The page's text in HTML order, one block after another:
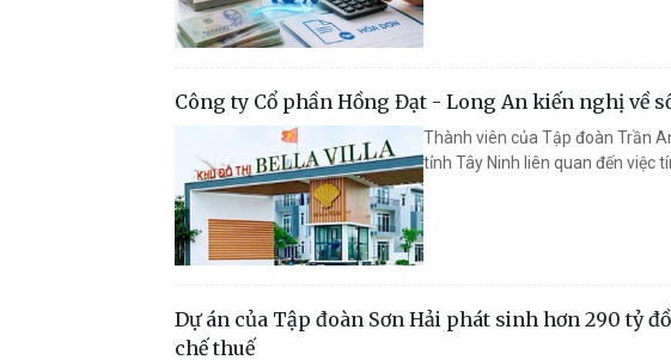
Công ty Cổ phần Hồng Đạt - Long An kiến nghị về
Thành viên của Tập đoàn Trần
tỉnh Tây Ninh liên quan đến việc
Dự án của Tập đoàn Sơn Hải phát sinh hơn 290 tỷ
chế thuế